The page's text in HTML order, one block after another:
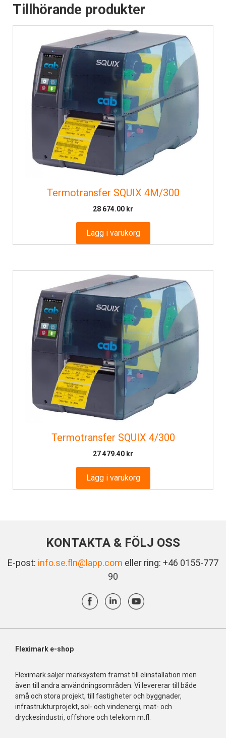
Tillhörande produkter
Termotransfer SQUIX 4M/300
28 674.00 kr
Lägg i varukorg
Termotransfer SQUIX 4/300
27 479.40 kr
Lägg i varukorg
KONTAKTA & FÖLJ OSS
E-post: info.se.fln@lapp.com eller ring: +46 0155-777
90
Fleximark e-shop
Fleximark säljer märksystem främst till elinstallation men
även till andra användningsområden. Vi levererar till både
små och stora projekt, till fastigheter och byggnader,
infrastrukturprojekt, sol- och vindenergi, mat- och
dryckesindustri, offshore och telekom m.fl.